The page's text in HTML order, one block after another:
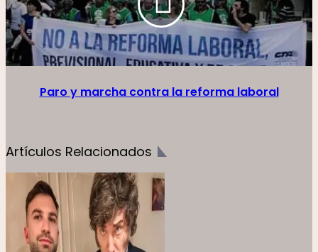
Paro y marcha contra la reforma laboral
Artículos Relacionados